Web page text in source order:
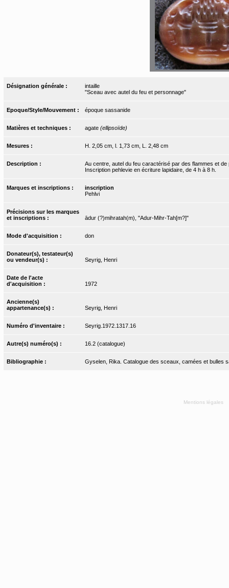
Désignation générale :
intaille
"Sceau avec autel du feu et personnage"
Epoque/Style/Mouvement : époque sassanide
Matières et techniques : agate (ellipsoïde)
Mesures : H. 2,05 cm, l. 1,73 cm, L. 2,48 cm
Description :
Au centre, autel du feu caractérisé par des flammes et
Inscription pehlevie en écriture lapidaire, de 4 h à 8 h.
Marques et inscriptions :
inscription
Pehlvi
Précisions sur les marques
et inscriptions :
ādur (?)mihratah(m), "Adur-Mihr-Tah[m?]"
Mode d'acquisition : don
Donateur(s), testateur(s)
ou vendeur(s) :
Seyrig, Henri
Date de l'acte
d'acquisition :
1972
Ancienne(s)
appartenance(s) :
Seyrig, Henri
Numéro d'inventaire : Seyrig.1972.1317.16
Autre(s) numéro(s) : 16.2 (catalogue)
Bibliographie : Gyselen, Rika. Catalogue des sceaux, camées et bulles
Mentions légales